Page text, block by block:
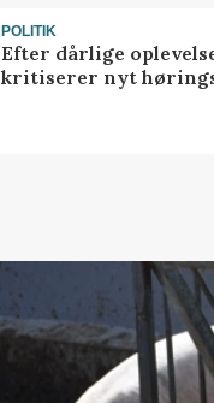
POLITIK
Efter dårlige
kritiserer nyt